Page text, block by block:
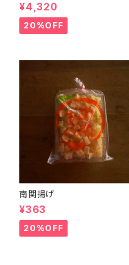
¥4,320
20%OFF
南関揚げ
¥363
20%OFF